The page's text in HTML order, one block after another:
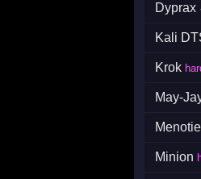
Dyprax
Kali
Krok
May-
Menotie
Minion